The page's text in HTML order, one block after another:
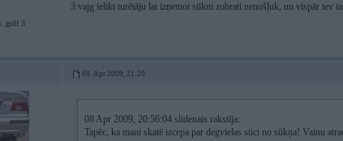
golf 3
3:vajg ielikt turētāju lai izņemot sūkni zobrati nenošļuk, un vispār tev
08. Apr 2009, 21:20
08 Apr 2009, 20:56:04 slidenais rakstīja:
Tapēc, ka mani skatē izcepa par degvielas sūci no sūkņa! Vainu